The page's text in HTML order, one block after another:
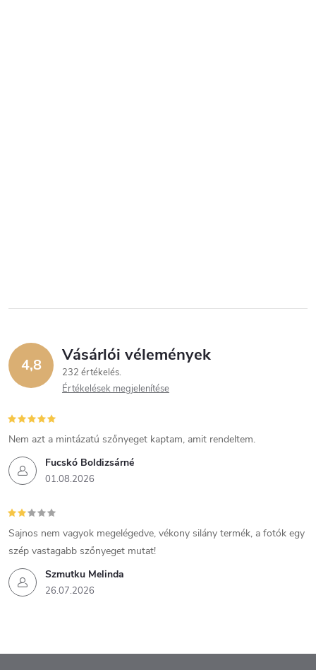
4,8 Vásárlói vélemények
232 értékelés
Értékelések megjelenítése
Fucskó Boldizsárné
01.08.2026
Nem azt a mintázatú szőnyeget kaptam, amit rendeltem.
Szmutku Melinda
26.07.2026
Sajnos nem vagyok megelégedve, vékony silány termék, a fotók egy
szép vastagabb szőnyeget mutat!